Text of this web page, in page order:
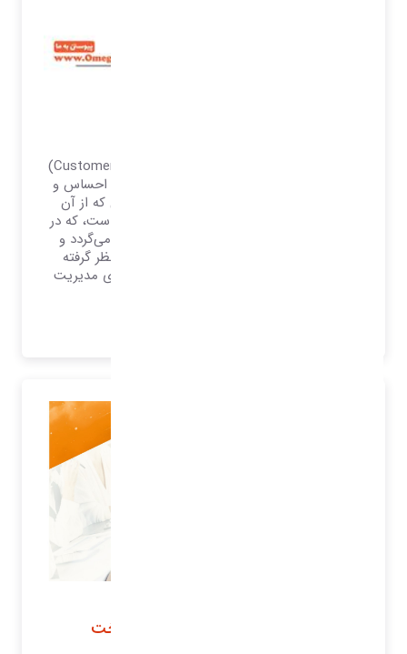
رضایت مشتری، (به انگلیسی: Customer satisfaction)
اصطلاحی در بازاریابی می‌باشد و عبارتست از احساس و
نگرش مشتری نسبت به محصول یا خدمتی که از آن
استفاده کرده است. رضایت مشتری واکنشی است، که در
رفتار بلندمدت مشتری توسط شرکت بررسی می‌گردد و
به‌عنوان ابزار مهمی در فعالیت بازاریابی در نظر گرفته
می‌شود، که فعالیت خود را بر ارتباط با مشتری مدیریت
نرم افزار مدیریت دریافت و پرداخت